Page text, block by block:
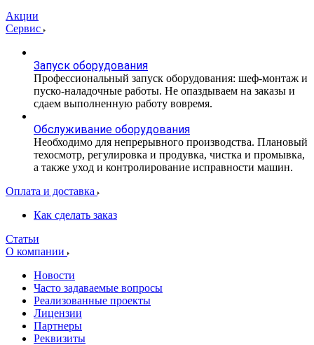
Акции
Сервис
Запуск оборудования
Профессиональный запуск оборудования: шеф-монтаж и
пуско-наладочные работы. Не опаздываем на заказы и
сдаем выполненную работу вовремя.
Обслуживание оборудования
Необходимо для непрерывного производства. Плановый
техосмотр, регулировка и продувка, чистка и промывка,
а также уход и контролирование исправности машин.
Оплата и доставка
Как сделать заказ
Статьи
О компании
Новости
Часто задаваемые вопросы
Реализованные проекты
Лицензии
Партнеры
Реквизиты